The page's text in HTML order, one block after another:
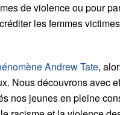
de violence ou pour
les femmes
Andrew Tate,
Nous découvrons avec
nos jeunes en pleine